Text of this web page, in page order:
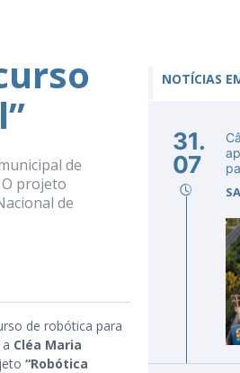
de
projeto
de
de robótica para
Cléa Maria
“Robótica
NOTÍCIAS
31.
07